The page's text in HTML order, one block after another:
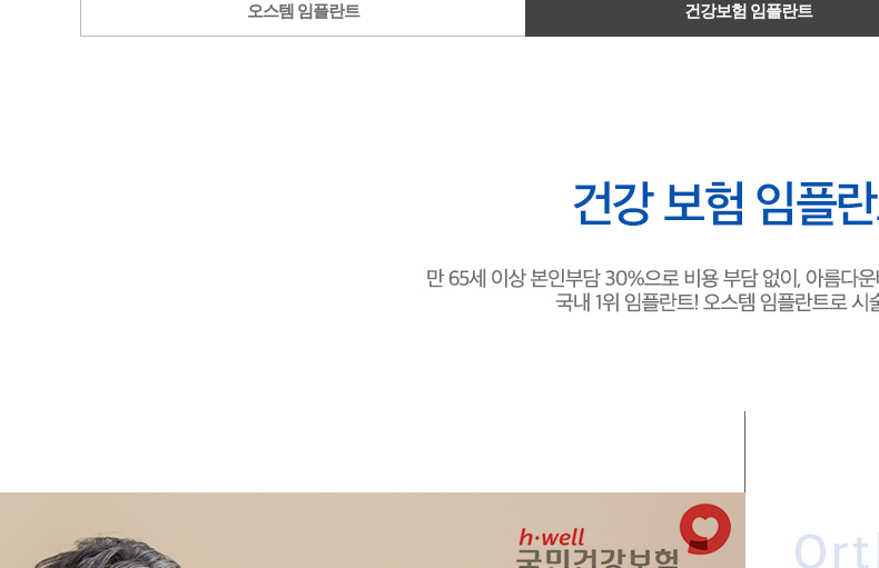
오스템 임플란트 건강보험 임플란트